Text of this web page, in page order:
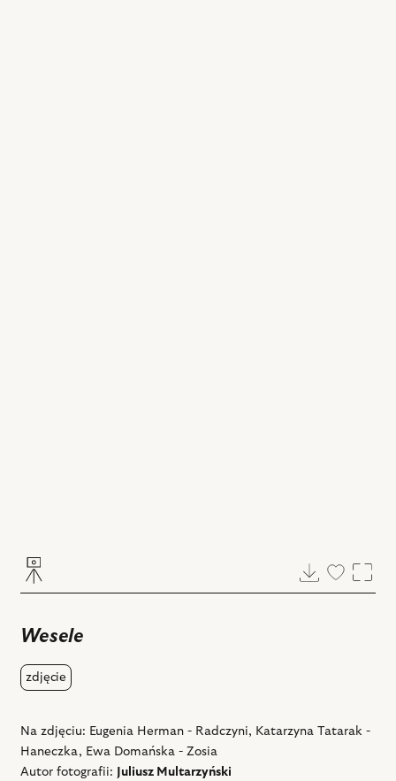
Pobierz
Dodaj
Wesele
zdjęcie
Na zdjęciu: Eugenia Herman - Radczyni, Katarzyna Tatarak -
Haneczka, Ewa Domańska - Zosia
Autor fotografii:
Juliusz Multarzyński